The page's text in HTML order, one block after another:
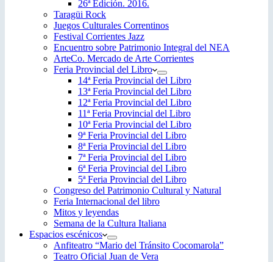
26ª Edición. 2016.
Taragüi Rock
Juegos Culturales Correntinos
Festival Corrientes Jazz
Encuentro sobre Patrimonio Integral del NEA
ArteCo. Mercado de Arte Corrientes
Feria Provincial del Libro
14ª Feria Provincial del Libro
13ª Feria Provincial del Libro
12ª Feria Provincial del Libro
11ª Feria Provincial del Libro
10ª Feria Provincial del Libro
9ª Feria Provincial del Libro
8ª Feria Provincial del Libro
7ª Feria Provincial del Libro
6ª Feria Provincial del Libro
5ª Feria Provincial del Libro
Congreso del Patrimonio Cultural y Natural
Feria Internacional del libro
Mitos y leyendas
Semana de la Cultura Italiana
Espacios escénicos
Anfiteatro “Mario del Tránsito Cocomarola”
Teatro Oficial Juan de Vera